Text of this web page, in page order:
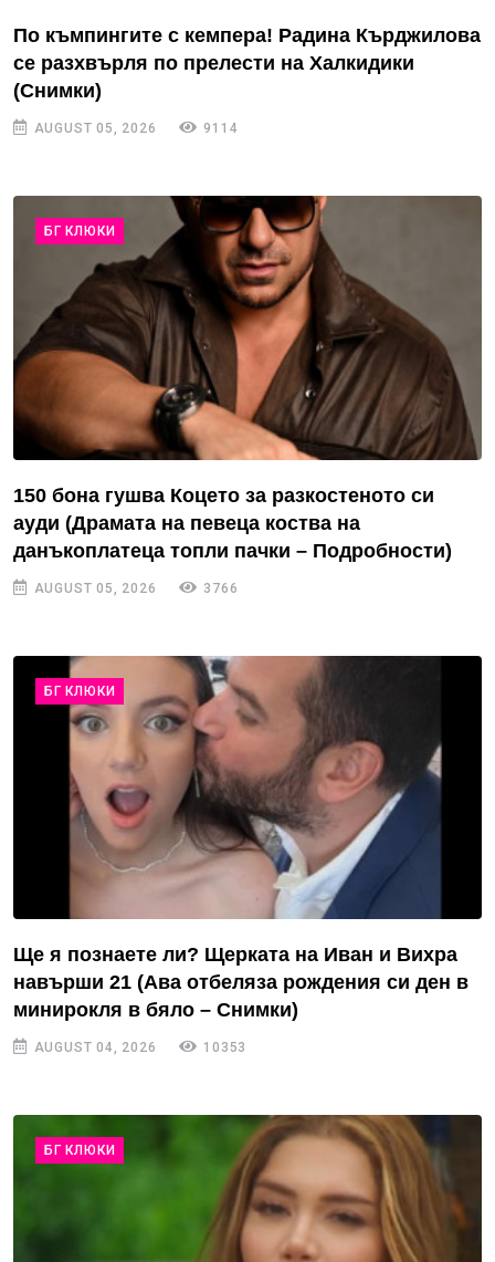
По къмпингите с кемпера! Радина Кърджилова
се разхвърля по прелести на Халкидики
(Снимки)
AUGUST 05, 2026 9114
БГ КЛЮКИ
150 бона гушва Коцето за разкостеното си
ауди (Драмата на певеца коства на
данъкоплатеца топли пачки – Подробности)
AUGUST 05, 2026 3766
БГ КЛЮКИ
Ще я познаете ли? Щерката на Иван и Вихра
навърши 21 (Ава отбеляза рождения си ден в
минирокля в бяло – Снимки)
AUGUST 04, 2026 10353
БГ КЛЮКИ